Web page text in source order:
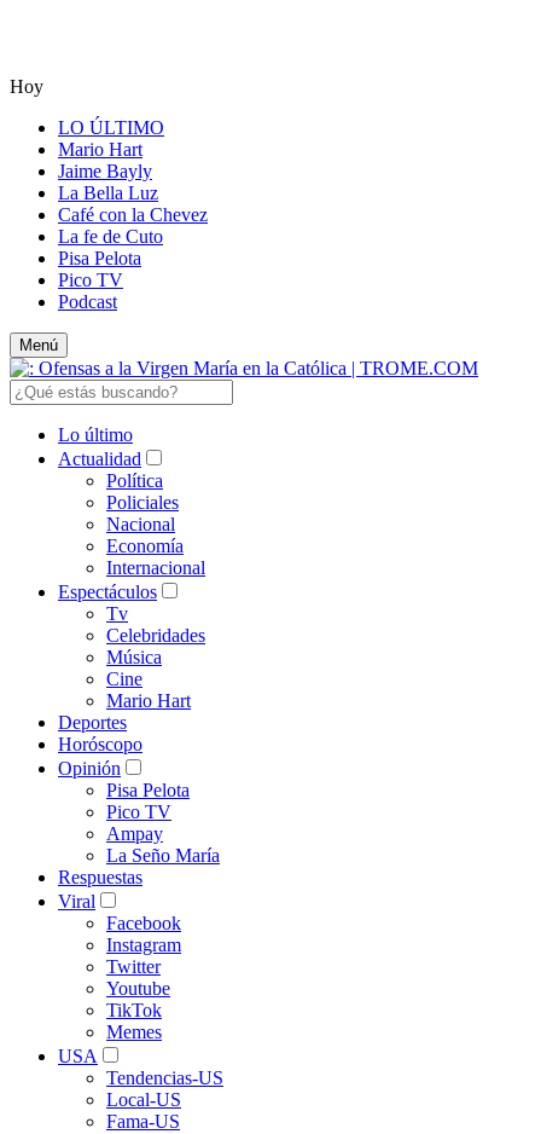
Hoy
LO ÚLTIMO
Mario Hart
Jaime Bayly
La Bella Luz
Café con la Chevez
La fe de Cuto
Pisa Pelota
Pico TV
Podcast
Menú
Lo último
Actualidad
Política
Policiales
Nacional
Economía
Internacional
Espectáculos
Tv
Celebridades
Música
Cine
Mario Hart
Deportes
Horóscopo
Opinión
Pisa Pelota
Pico TV
Ampay
La Seño María
Respuestas
Viral
Facebook
Instagram
Twitter
Youtube
TikTok
Memes
USA
Tendencias-US
Local-US
Fama-US